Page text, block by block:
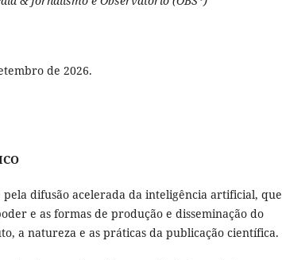
de 2026.
difusão acelerada da inteligência artificial, que
e as formas de produção e disseminação do
a natureza e as práticas da publicação científica.